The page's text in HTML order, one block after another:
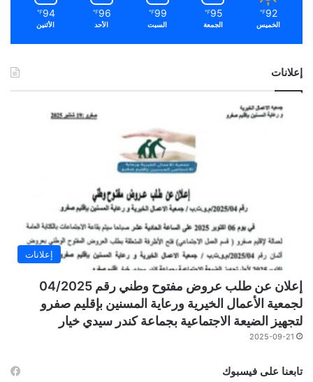
92
℉
الخميس
95
℉
الجمعة
99
℉
السبت
96
℉
الأحد
94
℉
الأثنين
إعلانات
إعلانات
إعلان عن طلب عروض مفتوح وطني رقم 04/2025
لجمعية الأعمال الخيرية ورعاية المسنين بإقليم صفرو
لتجهيز الضيعة الاجتماعية بجماعة كندر سيدي خيار
2025-09-21
تابعنا على فيسبوك